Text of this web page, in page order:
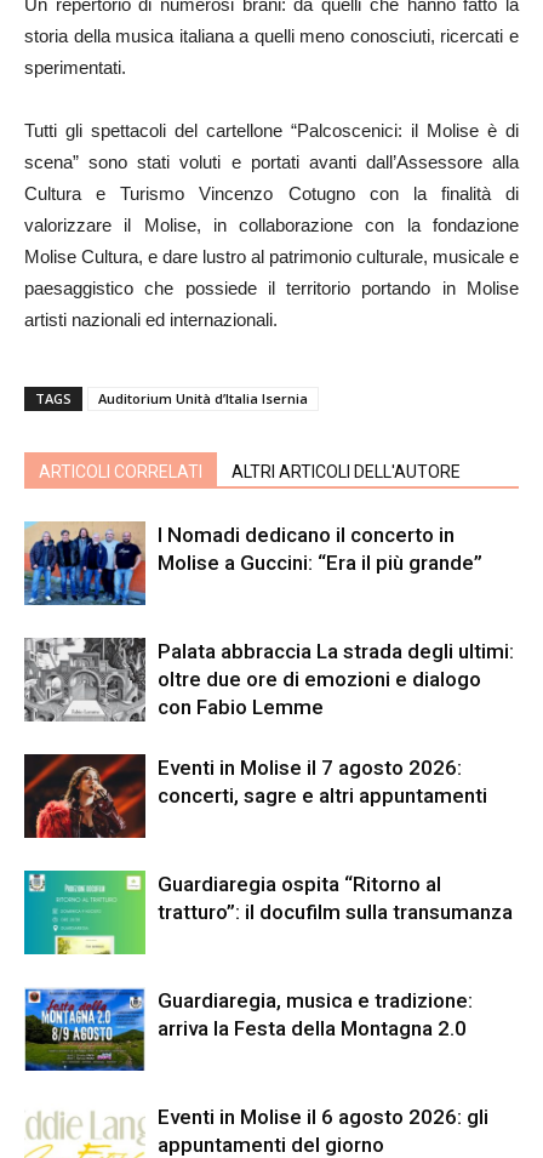
Un repertorio di numerosi brani: da quelli che hanno fatto la
storia della musica italiana a quelli meno conosciuti, ricercati e
sperimentati.
Tutti gli spettacoli del cartellone “Palcoscenici: il Molise è di
scena” sono stati voluti e portati avanti dall’Assessore alla
Cultura e Turismo Vincenzo Cotugno con la finalità di
valorizzare il Molise, in collaborazione con la fondazione
Molise Cultura, e dare lustro al patrimonio culturale, musicale e
paesaggistico che possiede il territorio portando in Molise
artisti nazionali ed internazionali.
TAGS Auditorium Unità d’Italia Isernia
ARTICOLI CORRELATI ALTRI ARTICOLI DELL'AUTORE
I Nomadi dedicano il concerto in
Molise a Guccini: “Era il più grande”
Palata abbraccia La strada degli ultimi:
oltre due ore di emozioni e dialogo
con Fabio Lemme
Eventi in Molise il 7 agosto 2026:
concerti, sagre e altri appuntamenti
Guardiaregia ospita “Ritorno al
tratturo”: il docufilm sulla transumanza
Guardiaregia, musica e tradizione:
arriva la Festa della Montagna 2.0
Eventi in Molise il 6 agosto 2026: gli
appuntamenti del giorno